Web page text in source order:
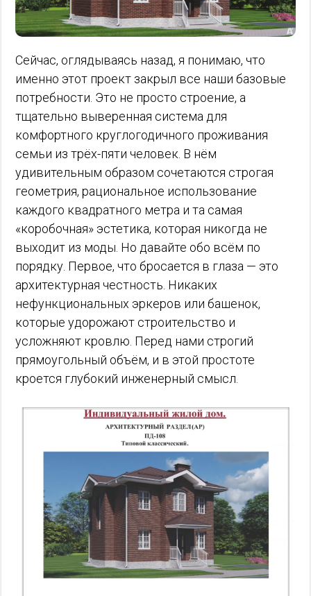
Сейчас, оглядываясь назад, я понимаю, что
именно этот проект закрыл все наши базовые
потребности. Это не просто строение, а
тщательно выверенная система для
комфортного круглогодичного проживания
семьи из трёх-пяти человек. В нём
удивительным образом сочетаются строгая
геометрия, рациональное использование
каждого квадратного метра и та самая
«коробочная» эстетика, которая никогда не
выходит из моды. Но давайте обо всём по
порядку. Первое, что бросается в глаза — это
архитектурная честность. Никаких
нефункциональных эркеров или башенок,
которые удорожают строительство и
усложняют кровлю. Перед нами строгий
прямоугольный объём, и в этой простоте
кроется глубокий инженерный смысл.